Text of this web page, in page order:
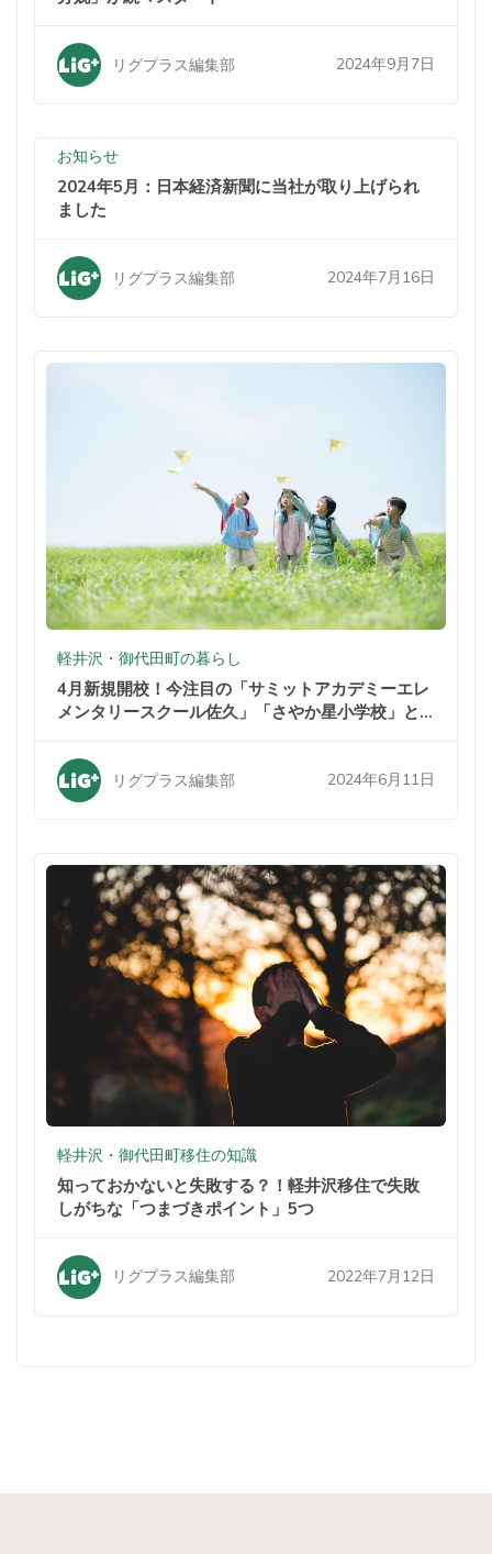
リグプラス編集部 2024年9月7日
お知らせ
2024年5月：日本経済新聞に当社が取り上げられ
ました
リグプラス編集部 2024年7月16日
軽井沢・御代田町の暮らし
4月新規開校！今注目の「サミットアカデミーエレ
メンタリースクール佐久」「さやか星小学校」と
リグプラス編集部 2024年6月11日
軽井沢・御代田町移住の知識
知っておかないと失敗する？！軽井沢移住で失敗
しがちな「つまづきポイント」5つ
リグプラス編集部 2022年7月12日